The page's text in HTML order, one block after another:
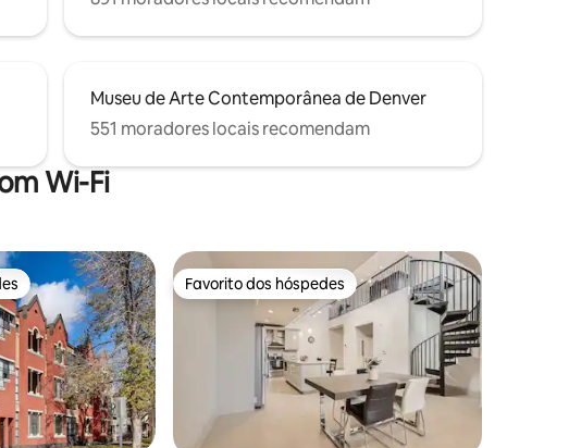
Museu de Arte Contemporânea de Denver
551 moradores locais recomendam
Wi-Fi
Favorito dos hóspedes
Favorito dos hóspedes